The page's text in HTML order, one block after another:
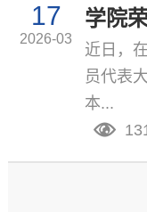
17
2026-03
学院
近日，
员代表
本...